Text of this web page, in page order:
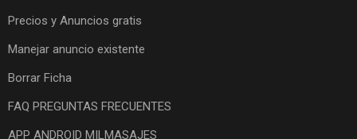
Precios y Anuncios gratis
Manejar anuncio existente
Borrar Ficha
FAQ PREGUNTAS FRECUENTES
APP ANDROID MILMASAJES